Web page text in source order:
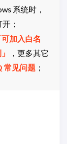
系统时，
；
加入白名
，更多其它
常见问题 ；